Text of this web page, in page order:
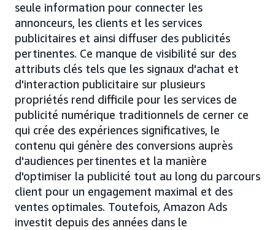
seule information pour connecter les
annonceurs, les clients et les services
publicitaires et ainsi diffuser des publicités
pertinentes. Ce manque de visibilité sur des
attributs clés tels que les signaux d'achat et
d'interaction publicitaire sur plusieurs
propriétés rend difficile pour les services de
publicité numérique traditionnels de cerner ce
qui crée des expériences significatives, le
contenu qui génère des conversions auprès
d'audiences pertinentes et la manière
d'optimiser la publicité tout au long du parcours
client pour un engagement maximal et des
ventes optimales. Toutefois, Amazon Ads
investit depuis des années dans le